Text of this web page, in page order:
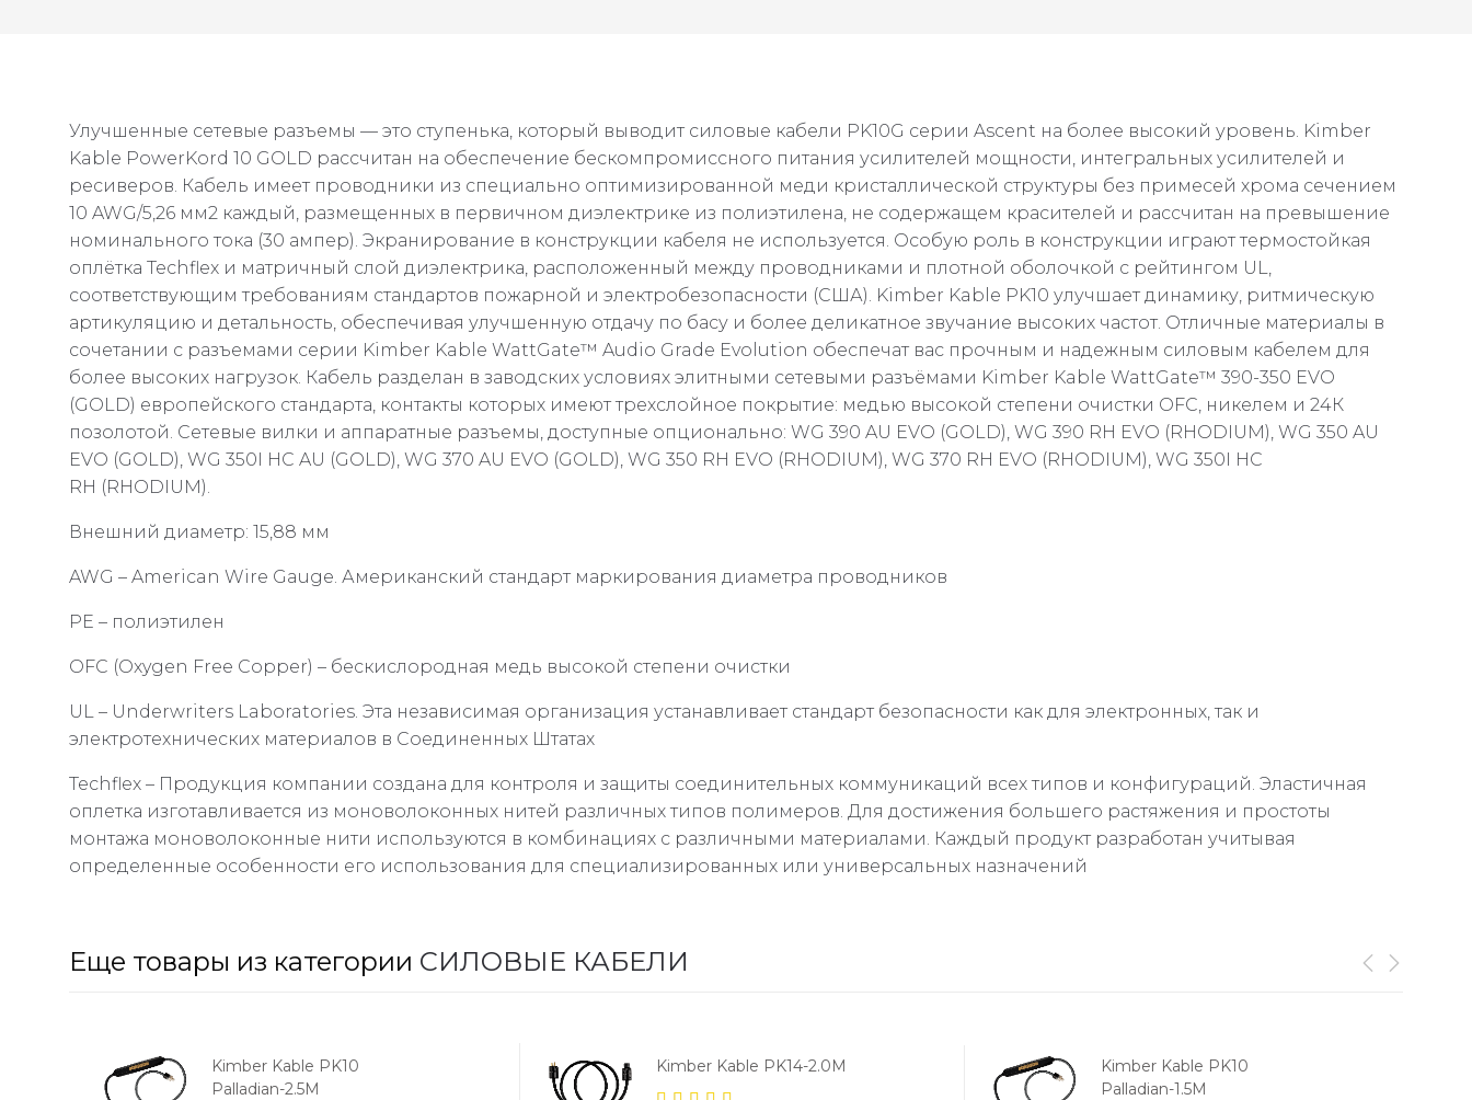
Улучшенные сетевые разъемы — это ступенька, который выводит силовые кабели PK10G серии Ascent на более высокий уровень. Kimber
Kable PowerKord 10 GOLD рассчитан на обеспечение бескомпромиссного питания усилителей мощности, интегральных усилителей и
ресиверов. Кабель имеет проводники из специально оптимизированной меди кристаллической структуры без примесей хрома сечением
10 AWG/5,26 мм2 каждый, размещенных в первичном диэлектрике из полиэтилена, не содержащем красителей и рассчитан на превышение
номинального тока (30 ампер). Экранирование в конструкции кабеля не используется. Особую роль в конструкции играют термостойкая
оплётка Techflex и матричный слой диэлектрика, расположенный между проводниками и плотной оболочкой с рейтингом UL,
соответствующим требованиям стандартов пожарной и электробезопасности (США). Kimber Kable PK10 улучшает динамику, ритмическую
артикуляцию и детальность, обеспечивая улучшенную отдачу по басу и более деликатное звучание высоких частот. Отличные материалы в
сочетании с разъемами серии Kimber Kable WattGate™ Audio Grade Evolution обеспечат вас прочным и надежным силовым кабелем для
более высоких нагрузок. Кабель разделан в заводских условиях элитными сетевыми разъёмами Kimber Kable WattGate™ 390-350 EVO
(GOLD) европейского стандарта, контакты которых имеют трехслойное покрытие: медью высокой степени очистки OFC, никелем и 24К
позолотой. Сетевые вилки и аппаратные разъемы, доступные опционально: WG 390 AU EVO (GOLD), WG 390 RH EVO (RHODIUM), WG 350 AU
EVO (GOLD), WG 350I HC AU (GOLD), WG 370 AU EVO (GOLD), WG 350 RH EVO (RHODIUM), WG 370 RH EVO (RHODIUM), WG 350I HC
RH (RHODIUM).
Внешний диаметр: 15,88 мм
AWG – American Wire Gauge. Американский стандарт маркирования диаметра проводников
PE – полиэтилен
OFC (Oxygen Free Copper) – бескислородная медь высокой степени очистки
UL – Underwriters Laboratories. Эта независимая организация устанавливает стандарт безопасности как для электронных, так и
электротехнических материалов в Соединенных Штатах
Techflex – Продукция компании создана для контроля и защиты соединительных коммуникаций всех типов и конфигураций. Эластичная
оплетка изготавливается из моноволоконных нитей различных типов полимеров. Для достижения большего растяжения и простоты
монтажа моноволоконные нити используются в комбинациях с различными материалами. Каждый продукт разработан учитывая
определенные особенности его использования для специализированных или универсальных назначений
Еще товары из категории СИЛОВЫЕ КАБЕЛИ
Kimber Kable PK10
Palladian-2.5M
Kimber Kable PK14-2.0M
Kimber Kable PK10
Palladian-1.5M